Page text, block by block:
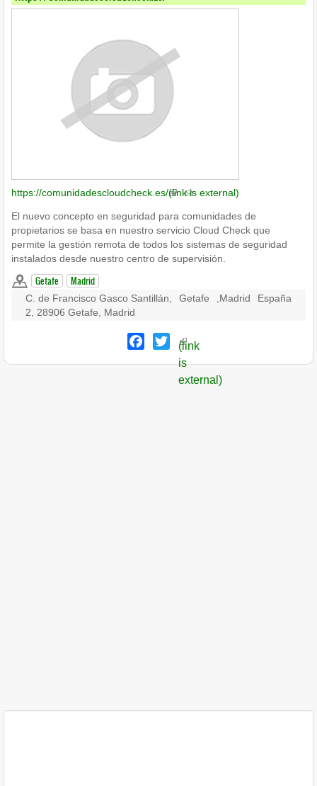
https://comunidadescloudcheck.es/(link is external)
El nuevo concepto en seguridad para comunidades de
propietarios se basa en nuestro servicio Cloud Check que
permite la gestión remota de todos los sistemas de seguridad
instalados desde nuestro centro de supervisión.
Getafe Madrid
C. de Francisco Gasco Santillán,
2, 28906 Getafe, Madrid
Getafe Madrid España
Facebook
Twitter
(link
is
external)